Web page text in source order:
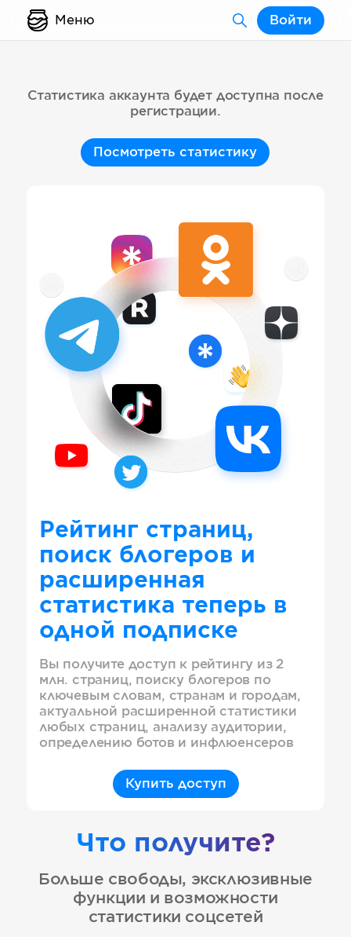
Меню Войти
Статистика аккаунта будет доступна после
регистрации.
Посмотреть статистику
Рейтинг страниц,
поиск блогеров и
расширенная
статистика теперь в
одной подписке
Вы получите доступ к рейтингу из 2
млн. страниц, поиску блогеров по
ключевым словам, странам и городам,
актуальной расширенной статистики
любых страниц, анализу аудитории,
определению ботов и инфлюенсеров
Купить доступ
Что получите?
Больше свободы, эксклюзивные
функции и возможности
статистики соцсетей